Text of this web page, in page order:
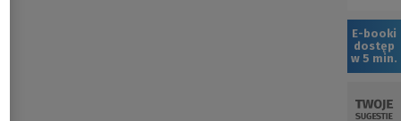
E-booki
dostęp
w 5 min.